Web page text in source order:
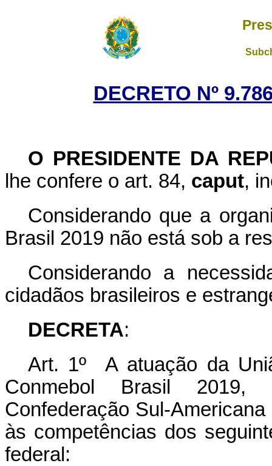
DECRETO Nº
O PRESIDENTE DA
lhe confere o art. 84, caput,
Considerando que a
Brasil 2019 não está sob a
Considerando a
cidadãos brasileiros e
DECRETA:
Art. 1º A atuação da
Conmebol Brasil 2019,
Confederação Sul-
às competências dos
federal: